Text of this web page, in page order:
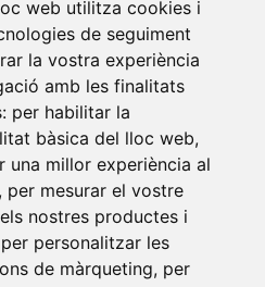
web utilitza cookies i
de seguiment
la vostra experiència
amb les finalitats
per habilitar la
bàsica del lloc web,
una millor experiència al
, per mesurar el vostre
nostres productes i
personalitzar les
de màrqueting, per
•Universitat d'Alacant
Universitat Autònoma de
de Barcelona•Universitat
•Universitat de Girona
Balears•Universitat
•Universitat Jaume I
Universitat Miguel Hernández